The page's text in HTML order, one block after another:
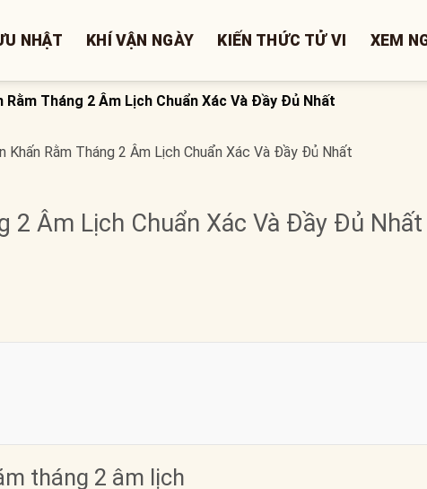
NHẬT KHÍ VẬN NGÀY KIẾN THỨC TỬ VI XEM
Rằm Tháng 2 Âm Lịch Chuẩn Xác Và Đầy Đủ Nhất
Khấn Rằm Tháng 2 Âm Lịch Chuẩn Xác Và Đầy Đủ Nhất
2 Âm Lịch Chuẩn Xác Và Đầy Đủ Nhất
tháng 2 âm lịch